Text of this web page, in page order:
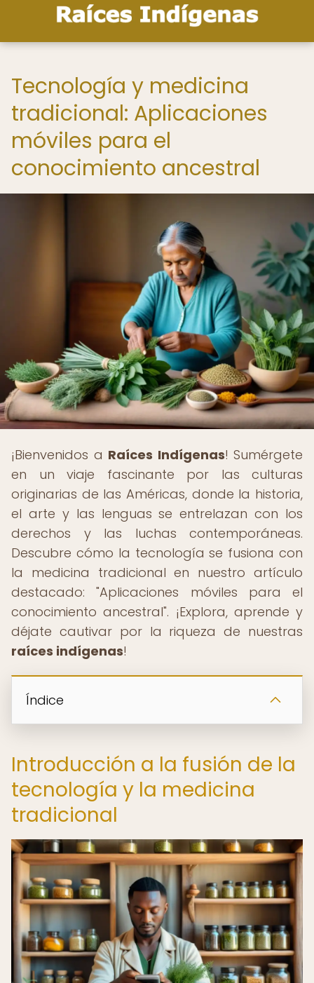
Tecnología y medicina
tradicional: Aplicaciones
móviles para el
conocimiento ancestral
¡Bienvenidos a Raíces Indígenas! Sumérgete
en un viaje fascinante por las culturas
originarias de las Américas, donde la historia,
el arte y las lenguas se entrelazan con los
derechos y las luchas contemporáneas.
Descubre cómo la tecnología se fusiona con
la medicina tradicional en nuestro artículo
destacado: "Aplicaciones móviles para el
conocimiento ancestral". ¡Explora, aprende y
déjate cautivar por la riqueza de nuestras
raíces indígenas!
Índice
Introducción a la fusión de la
tecnología y la medicina
tradicional